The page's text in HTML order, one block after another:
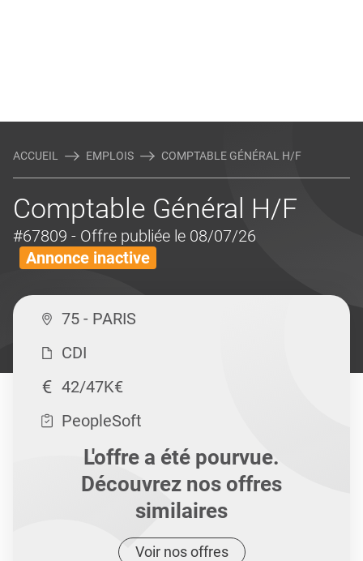
ACCUEIL EMPLOIS COMPTABLE GÉNÉRAL H/F
Comptable Général H/F
#67809 - Offre publiée le 08/07/26
Annonce inactive
75 - PARIS
CDI
42/47K€
PeopleSoft
L'offre a été pourvue.
Découvrez nos offres
similaires
Voir nos offres